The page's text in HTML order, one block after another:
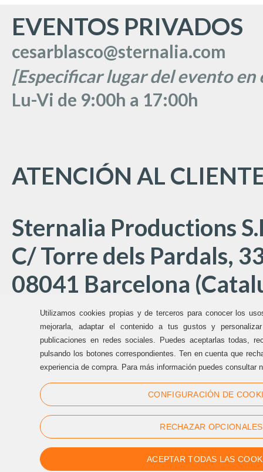
EVENTOS PRIVADOS
cesarblasco@sternalia.com
[Especificar lugar del evento en
Lu-Vi de 9:00h a 17:00h
ATENCIÓN AL
Sternalia Productions
C/ Torre dels Pardals,
08041 Barcelona
Oficinas Sternalia:
(+34) 93 170 17 97
info@sternalia.com
Lu-Vi de 9:00h a 17:00h
Utilizamos cookies propias y de terceros para conocer los
mejorarla, adaptar el contenido a tus gustos y
publicaciones en redes sociales. Puedes aceptarlas todas,
pulsando los botones correspondientes. Ten en cuenta que
experiencia de compra. Para más información puedes consultar
CONFIGURACIÓN DE
RECHAZAR OPCIONALES
ACEPTAR TODAS LAS